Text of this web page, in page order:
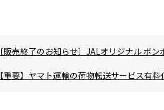
〔販売終了のお知らせ〕JALオリジナル ボ
【重要】ヤマト運輸の荷物転送サービス有